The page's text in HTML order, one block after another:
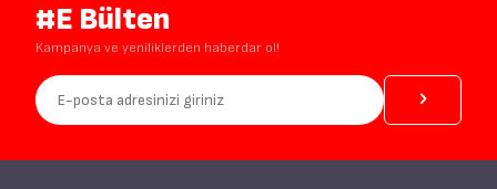
#E Bülten
Kampanya ve yeniliklerden haberdar ol!